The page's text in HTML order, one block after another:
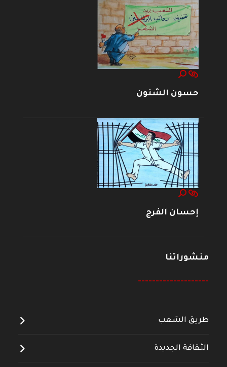
حسون الشنون
إحسان الفرج
منشوراتنا
--------------------
طريق الشعب
الثقافة الجديدة